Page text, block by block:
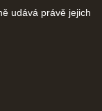
udává právě jejich